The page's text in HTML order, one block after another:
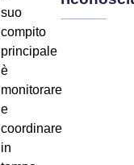
suo
compito
principale
è
monitorare
e
coordinare
in